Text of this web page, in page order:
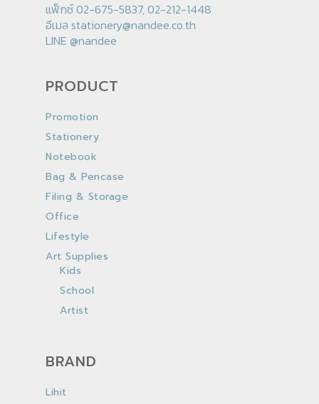
แฟ็กซ์ 02-675-5837, 02-212-1448
อีเมล stationery@nandee.co.th
LINE @nandee
PRODUCT
Promotion
Stationery
Notebook
Bag & Pencase
Filing & Storage
Office
Lifestyle
Art Supplies
Kids
School
Artist
BRAND
Lihit